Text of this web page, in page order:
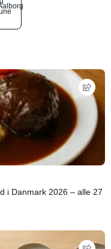
i Danmark 2026 – alle 27